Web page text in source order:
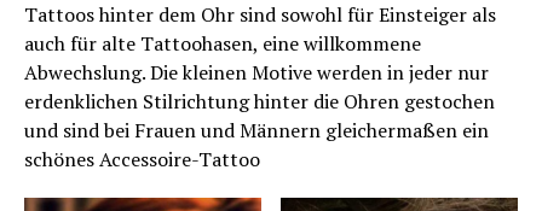
Tattoos hinter dem Ohr sind sowohl für Einsteiger als
auch für alte Tattoohasen, eine willkommene
Abwechslung. Die kleinen Motive werden in jeder nur
erdenklichen Stilrichtung hinter die Ohren gestochen
und sind bei Frauen und Männern gleichermaßen ein
schönes Accessoire-Tattoo